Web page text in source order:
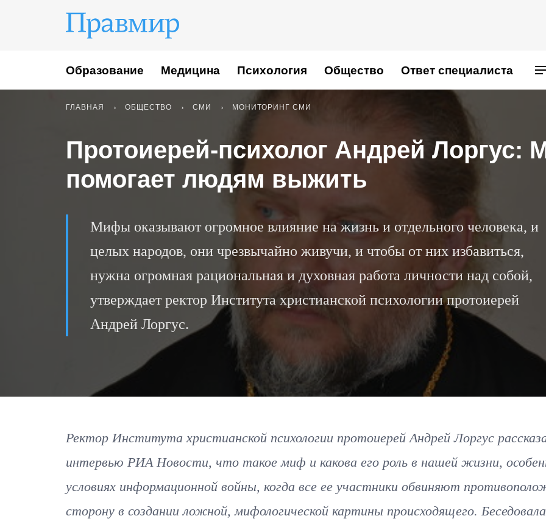
Образование Медицина Психология Общество Ответ специалиста
ГЛАВНАЯ ОБЩЕСТВО СМИ МОНИТОРИНГ СМИ
Протоиерей-психолог Андрей Лоргус:
помогает людям выжить
Мифы оказывают огромное влияние на жизнь и отдельного человека, и
целых народов, они чрезвычайно живучи, и чтобы от них избавиться,
нужна огромная рациональная и духовная работа личности над собой,
утверждает ректор Института христианской психологии протоиерей
Андрей Лоргус.
Ректор Института христианской психологии протоиерей Андрей Лоргус
интервью РИА Новости, что такое миф и какова его роль в нашей жизни,
условиях информационной войны, когда все ее участники обвиняют
сторону в создании ложной, мифологической картины происходящего. Беседовала